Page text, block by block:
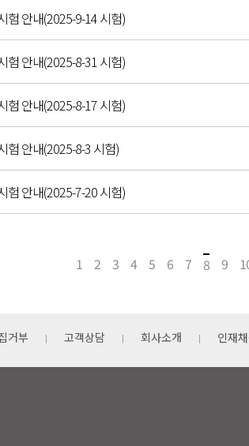
험 안내(2025-9-14 시험)
험 안내(2025-8-31 시험)
험 안내(2025-8-17 시험)
험 안내(2025-8-3 시험)
험 안내(2025-7-20 시험)
1 2 3 4 5 6 7 8 9
거부 고객상담 회사소개 인재